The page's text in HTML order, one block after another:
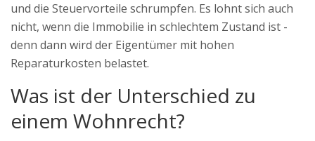
und die Steuervorteile schrumpfen. Es lohnt sich auch
nicht, wenn die Immobilie in schlechtem Zustand ist -
denn dann wird der Eigentümer mit hohen
Reparaturkosten belastet.
Was ist der Unterschied zu
einem Wohnrecht?